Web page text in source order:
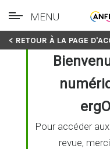
Skip
MENU
< RETOUR À LA PAGE
Pour accéder
revue,